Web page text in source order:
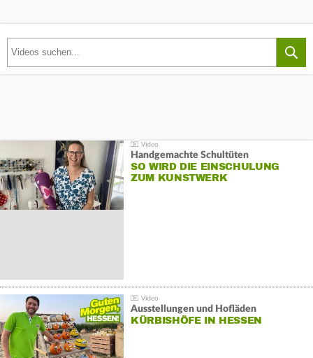
Handgemachte Schultüten
SO WIRD DIE EINSCHULUNG
ZUM KUNSTWERK
Ausstellungen und Hofläden
KÜRBISHÖFE IN HESSEN